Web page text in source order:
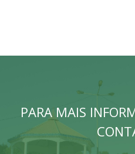
PARA MAIS